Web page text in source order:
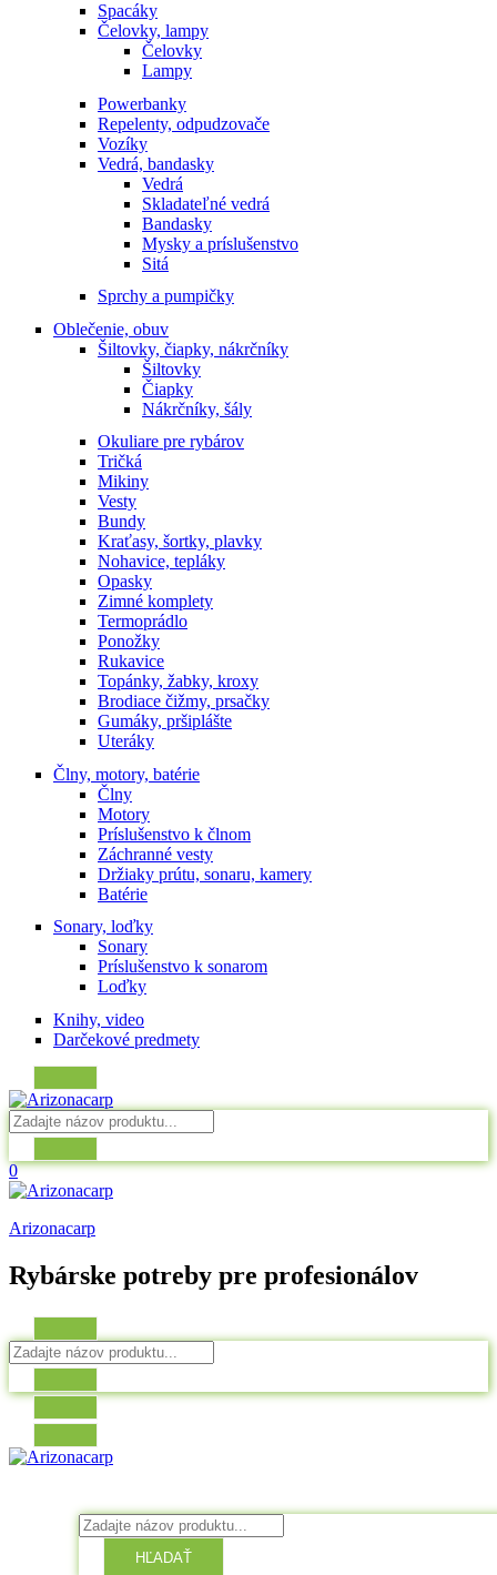
Spacáky
Čelovky, lampy
Čelovky
Lampy
Powerbanky
Repelenty, odpudzovače
Vozíky
Vedrá, bandasky
Vedrá
Skladateľné vedrá
Bandasky
Mysky a príslušenstvo
Sitá
Sprchy a pumpičky
Oblečenie, obuv
Šiltovky, čiapky, nákrčníky
Šiltovky
Čiapky
Nákrčníky, šály
Okuliare pre rybárov
Tričká
Mikiny
Vesty
Bundy
Kraťasy, šortky, plavky
Nohavice, tepláky
Opasky
Zimné komplety
Termoprádlo
Ponožky
Rukavice
Topánky, žabky, kroxy
Brodiace čižmy, prsačky
Gumáky, pršiplášte
Uteráky
Člny, motory, batérie
Člny
Motory
Príslušenstvo k člnom
Záchranné vesty
Držiaky prútu, sonaru, kamery
Batérie
Sonary, loďky
Sonary
Príslušenstvo k sonarom
Loďky
Knihy, video
Darčekové predmety
0
Arizonacarp
Rybárske potreby pre profesionálov
HĽADAŤ